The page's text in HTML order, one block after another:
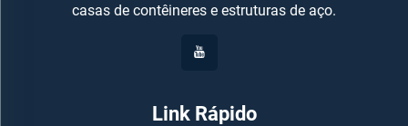
casas de contêineres e estruturas de aço.
Link Rápido